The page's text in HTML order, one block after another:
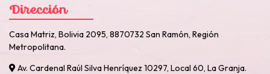
Dirección
Casa Matriz, Bolivia 2095, 8870732 San Ramón, Región
Metropolitana.
Av. Cardenal Raúl Silva Henríquez 10297, Local 60, La Granja.